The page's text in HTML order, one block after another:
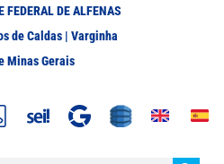
FEDERAL DE ALFENAS
de Caldas | Varginha
Minas Gerais